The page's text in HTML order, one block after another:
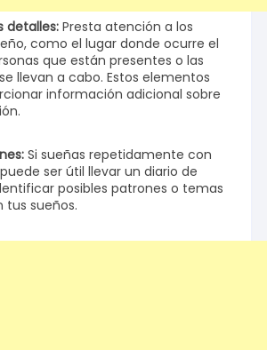
detalles: Presta atención a los
como el lugar donde ocurre el
que están presentes o las
llevan a cabo. Estos elementos
información adicional sobre
Si sueñas repetidamente con
ser útil llevar un diario de
posibles patrones o temas
tus sueños.